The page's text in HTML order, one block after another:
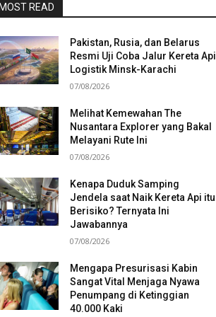
READ
Pakistan, Rusia, dan Belarus
Resmi Uji Coba Jalur Kereta Api
Logistik Minsk-Karachi
07/08/2026
Melihat Kemewahan The
Nusantara Explorer yang Bakal
Melayani Rute Ini
07/08/2026
Kenapa Duduk Samping
Jendela saat Naik Kereta Api itu
Berisiko? Ternyata Ini
Jawabannya
07/08/2026
Mengapa Presurisasi Kabin
Sangat Vital Menjaga Nyawa
Penumpang di Ketinggian
40.000 Kaki